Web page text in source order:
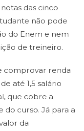
das cinco
não pode
do Enem e nem
de treineiro.
comprovar renda
até 1,5 salário
que cobre a
do curso. Já para a
da